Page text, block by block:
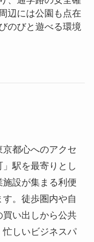
辺には公園も点在
のびと遊べる環境
京都心へのアクセ
駅を最寄りとし
設が集まる利便
。徒歩圏内や自
い出しから公共
しいビジネスパ